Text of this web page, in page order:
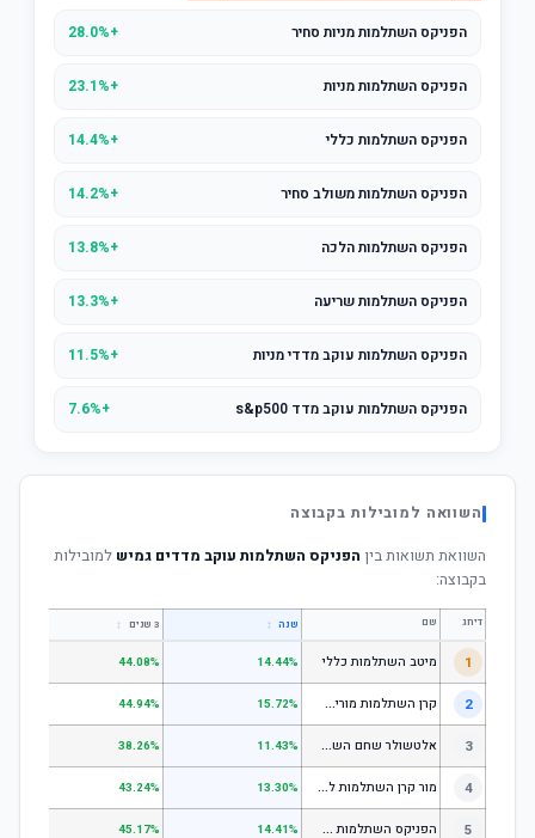
הפניקס השתלמות מניות סחיר +28.0%
הפניקס השתלמות מניות +23.1%
הפניקס השתלמות כללי +14.4%
הפניקס השתלמות משולב סחיר +14.2%
הפניקס השתלמות הלכה +13.8%
הפניקס השתלמות שריעה +13.3%
הפניקס השתלמות עוקב מדדי מניות +11.5%
הפניקס השתלמות עוקב מדד s&p500 +7.6%
השוואה למובילות בקבוצה
השוואת תשואות בין הפניקס השתלמות עוקב מדדים גמיש למובילות
בקבוצה:
דירוג שם שנה ↕ 3 שנים ↕
1 מיטב השתלמות כללי 14.44%
44.08%
2 ק
רן השתלמות מורים וגננות המסלול הרגיל - מסלול כללי 15.72%
44.94%
3 א
לטשולר שחם השתלמות כללי 11.43%
38.26%
4 מ
ור קרן השתלמות לשכירים ולעצמאים - כללי 13.30%
43.24%
5 ה
פניקס השתלמות כללי 14.41%
45.17%